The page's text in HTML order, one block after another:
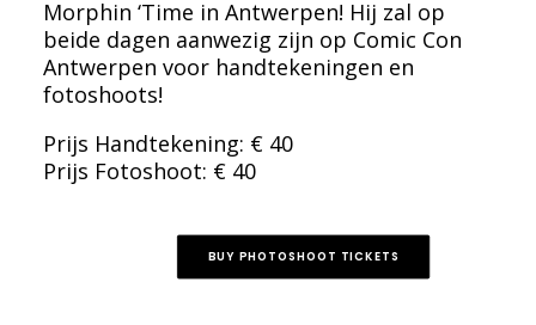
Morphin ‘Time in Antwerpen! Hij zal op
beide dagen aanwezig zijn op Comic Con
Antwerpen voor handtekeningen en
fotoshoots!
Prijs Handtekening: € 40
Prijs Fotoshoot: € 40
BUY PHOTOSHOOT TICKETS